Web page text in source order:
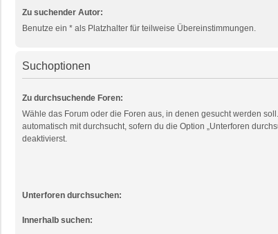
Zu suchender Autor:
Benutze ein * als Platzhalter für teilweise Übereinstimmungen.
Suchoptionen
Zu durchsuchende Foren:
Wähle das Forum oder die Foren aus, in denen gesucht werden
automatisch mit durchsucht, sofern du die Option „Unterforen
deaktivierst.
Unterforen durchsuchen:
Innerhalb suchen: